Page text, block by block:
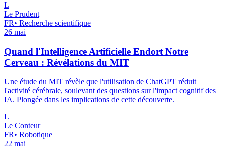
L
Le Prudent
FR• Recherche scientifique
26 mai
Quand l'Intelligence Artificielle Endort Notre
Cerveau : Révélations du MIT
Une étude du MIT révèle que l'utilisation de ChatGPT réduit
l'activité cérébrale, soulevant des questions sur l'impact cognitif des
IA. Plongée dans les implications de cette découverte.
L
Le Conteur
FR• Robotique
22 mai